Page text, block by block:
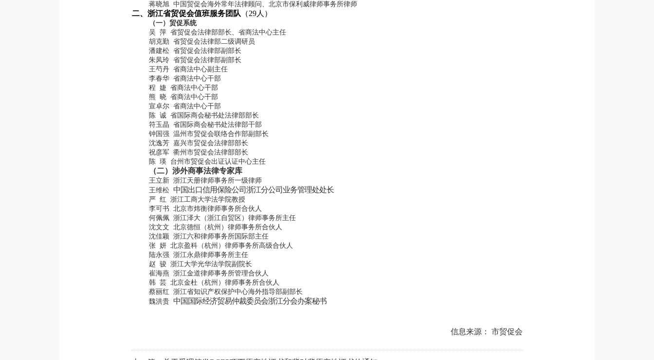
蒋晓旭 中国贸促会海外常年法律顾问、北京市保利威律师事务所律师
二、浙江省贸促会值班服务团队 （29人）
（一）贸促系统
吴 萍 省贸促会法律部部长、省商法中心主任
胡克勤 省贸促会法律部二级调研员
潘建松 省贸促会法律部副部长
朱凤玲 省贸促会法律部副部长
王芍丹 省商法中心副主任
李春华 省商法中心干部
程 婕 省商法中心干部
熊 晓 省商法中心干部
宣卓尔 省商法中心干部
陈 诚 省国际商会秘书处法律部部长
符玉晶 省国际商会秘书处法律部干部
钟国强 温州市贸促会联络合作部副部长
沈逸芳 嘉兴市贸促会法律部部长
祝彦军 衢州市贸促会法律部部长
陈 瑛 台州市贸促会出证认证中心主任
（二）涉外商事法律专家库
王立新 浙江天册律师事务所一级律师
王维松 中国出口信用保险公司浙江分公司业务管理处处长
严 红 浙江工商大学法学院教授
李可书 北京市炜衡律师事务所合伙人
何佩佩 浙江泽大（浙江自贸区）律师事务所主任
沈文文 北京德恒（杭州）律师事务所合伙人
沈佳颖 浙江六和律师事务所国际部主任
张 妍 北京盈科（杭州）律师事务所高级合伙人
陆永强 浙江永鼎律师事务所主任
赵 骏 浙江大学光华法学院副院长
崔海燕 浙江金道律师事务所管理合伙人
韩 芸 北京金杜（杭州）律师事务所合伙人
蔡丽红 浙江省知识产权保护中心海外指导部副部长
魏洪贵 中国国际经济贸易仲裁委员会浙江分会办案秘书
信息来源： 市贸促会